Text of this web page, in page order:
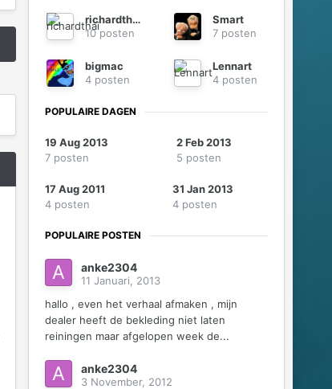
richardthai
10 posten
Smart
7 posten
bigmac
4 posten
Lennart
4 posten
POPULAIRE DAGEN
19 Aug 2013
7 posten
2 Feb 2013
5 posten
17 Aug 2011
4 posten
31 Jan 2013
4 posten
POPULAIRE POSTEN
anke2304
11 Januari, 2013
hallo , even het verhaal afmaken , mijn
dealer heeft de bekleding niet laten
reiningen maar afgelopen week de...
anke2304
3 November, 2012